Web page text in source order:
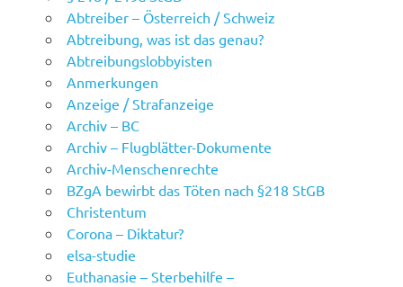
Abtreiber – Österreich / Schweiz
Abtreibung, was ist das genau?
Abtreibungslobbyisten
Anmerkungen
Anzeige / Strafanzeige
Archiv – BC
Archiv – Flugblätter-Dokumente
Archiv-Menschenrechte
BZgA bewirbt das Töten nach §218 StGB
Christentum
Corona – Diktatur?
elsa-studie
Euthanasie – Sterbehilfe –